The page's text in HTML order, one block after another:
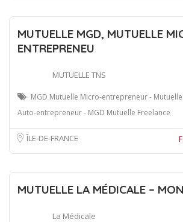
MUTUELLE MGD, MUTUELLE
ENTREPRENEU
MUTUELLE TNS
MGD Mutuelle Micro-entrepreneur -
Auto-entrepreneur - MGD Mutuelle Freelance
ÎLE-DE-FRANCE
MUTUELLE LA MÉDICALE –
La Médicale